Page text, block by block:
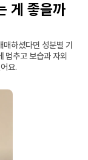
게 좋을까
하셨다면 성분별 기
멈추고 보습과 자외
요.